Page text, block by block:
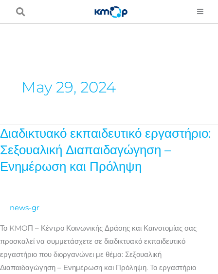
May 29, 2024
Διαδικτυακό εκπαιδευτικό εργαστήριο:
Σεξουαλική Διαπαιδαγώγηση –
Ενημέρωση και Πρόληψη
news-gr
Το KMOΠ – Κέντρο Κοινωνικής Δράσης και Καινοτομίας σας
προσκαλεί να συμμετάσχετε σε διαδικτυακό εκπαιδευτικό
εργαστήριο που διοργανώνει με θέμα: Σεξουαλική
Διαπαιδαγώγηση – Ενημέρωση και Πρόληψη. Το εργαστήριο
Διαδικτυακό
εκπαιδευτικό
εργαστήριο:
Σεξουαλική
Ενημέρωση